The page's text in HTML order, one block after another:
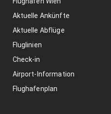
Aktuelle Ankünfte
Aktuelle Abflüge
Fluglinien
Check-in
Airport-Information
Flughafenplan